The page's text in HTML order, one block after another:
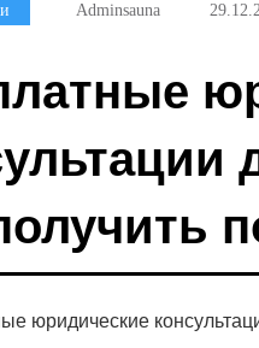
Adminsauna